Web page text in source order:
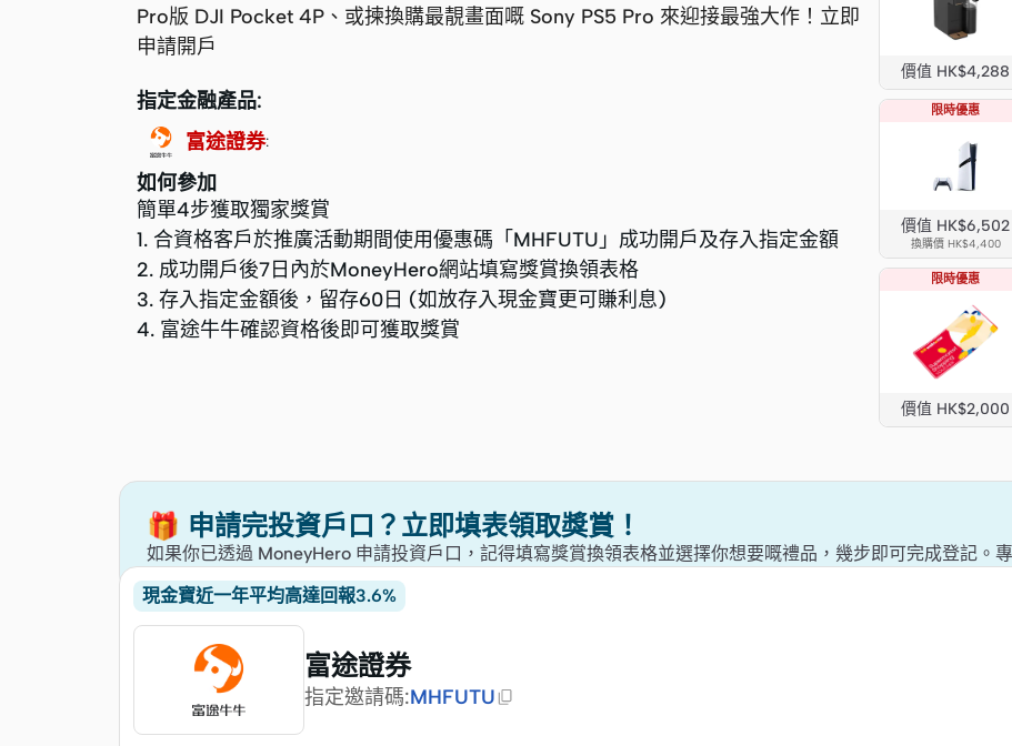
Pro版 DJI Pocket 4P、或揀換購最靚畫面嘅 Sony PS5 Pro 來迎接最強大作！立即
申請開戶
指定金融產品:
富途證券:
如何參加
簡單4步獲取獨家獎賞
1. 合資格客戶於推廣活動期間使用優惠碼「MHFUTU」成功開戶及存入指定金額
2. 成功開戶後7日內於MoneyHero網站填寫獎賞換領表格
3. 存入指定金額後，留存60日 (如放存入現金寶更可賺利息)
4. 富途牛牛確認資格後即可獲取獎賞
價值 HK$4,288
限時優惠
價值 HK$6,502
換購價 HK$4,400
限時優惠
價值 HK$2,000
🎁 申請完投資戶口？立即填表領取獎賞！
如果你已透過 MoneyHero 申請投資戶口，記得填寫獎賞換領表格並選擇你想要嘅禮品，幾步即可完成登記。
現金寶近一年平均高達回報3.6%
富途證券
指定邀請碼:MHFUTU